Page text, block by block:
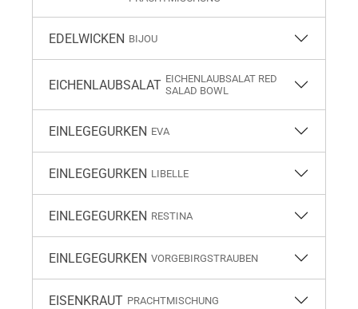
EDELWICKEN BIJOU
EICHENLAUBSALAT EICHENLAUBSALAT RED
SALAD BOWL
EINLEGEGURKEN EVA
EINLEGEGURKEN LIBELLE
EINLEGEGURKEN RESTINA
EINLEGEGURKEN VORGEBIRGSTRAUBEN
EISENKRAUT PRACHTMISCHUNG